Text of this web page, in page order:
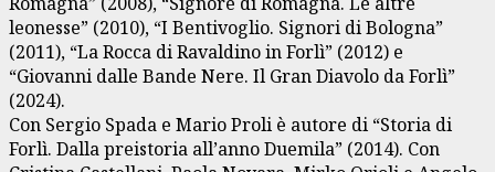
leonesse” (2010), “I Bentivoglio. Signori di Bologna”
(2011), “La Rocca di Ravaldino in Forlì” (2012) e
“Giovanni dalle Bande Nere. Il Gran Diavolo da Forlì”
(2024).
Con Sergio Spada e Mario Proli è autore di “Storia di
Forlì. Dalla preistoria all’anno Duemila” (2014). Con